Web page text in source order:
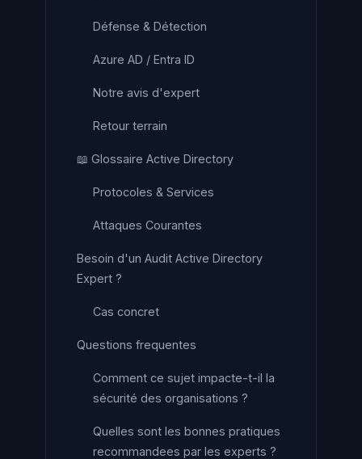
Défense & Détection
Azure AD / Entra ID
Notre avis d'expert
Retour terrain
📖 Glossaire Active Directory
Protocoles & Services
Attaques Courantes
Besoin d'un Audit Active Directory
Expert ?
Cas concret
Questions frequentes
Comment ce sujet impacte-t-il la
sécurité des organisations ?
Quelles sont les bonnes pratiques
recommandees par les experts ?